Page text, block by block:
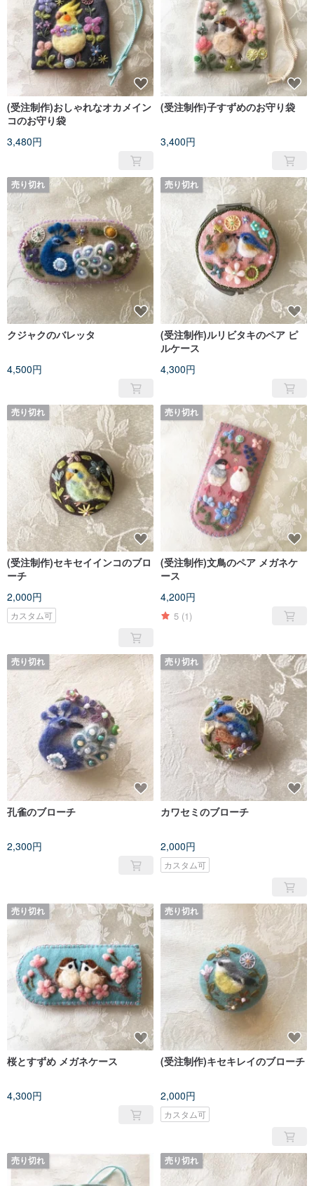
(受注制作)おしゃれなオカメイン
コのお守り袋
3,480円
(受注制作)子すずめのお守り袋
3,400円
売り切れ
クジャクのバレッタ
4,500円
売り切れ
(受注制作)ルリビタキのペア ピ
ルケース
4,300円
売り切れ
(受注制作)セキセイインコのブロ
ーチ
2,000円
カスタム可
売り切れ
(受注制作)文鳥のペア メガネケ
ース
4,200円
5 (1)
売り切れ
孔雀のブローチ
2,300円
売り切れ
カワセミのブローチ
2,000円
カスタム可
売り切れ
桜とすずめ メガネケース
4,300円
売り切れ
(受注制作)キセキレイのブローチ
2,000円
カスタム可
売り切れ 売り切れ